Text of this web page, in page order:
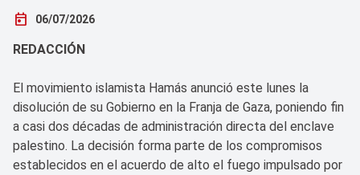
today 06/07/2026
REDACCIÓN
El movimiento islamista Hamás anunció este lunes la
disolución de su Gobierno en la Franja de Gaza, poniendo fin
a casi dos décadas de administración directa del enclave
palestino. La decisión forma parte de los compromisos
establecidos en el acuerdo de alto el fuego impulsado por